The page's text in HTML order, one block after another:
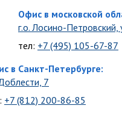
Офис в московской
г.о. Лосино-Петровский,
тел: +7 (495) 105-67-87
в Санкт-Петербурге:
7
+7 (812) 200-86-85